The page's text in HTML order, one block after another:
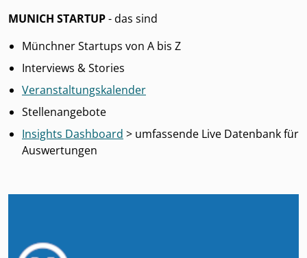
MUNICH STARTUP- das sind
Münchner Startups von A bis Z
Interviews & Stories
Veranstaltungskalender
Stellenangebote
Insights Dashboard > umfassende Live Datenbank für
Auswertungen